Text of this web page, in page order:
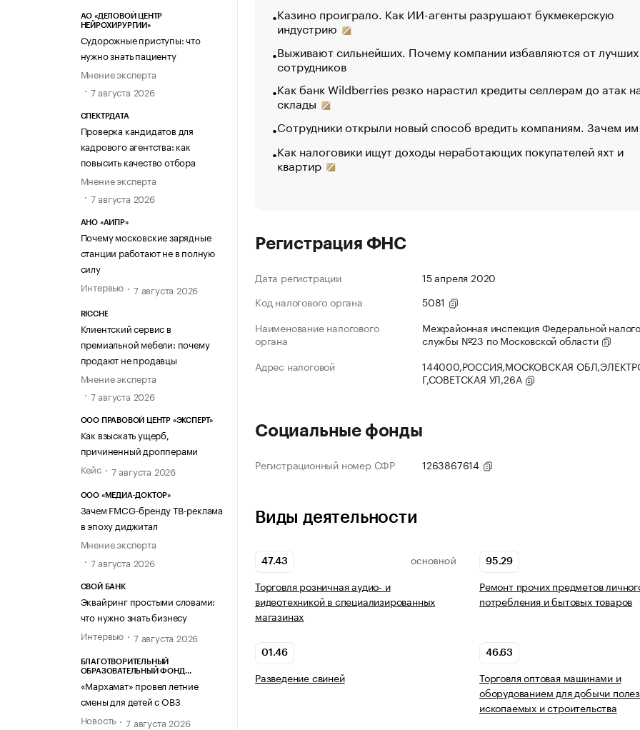
АО «ДЕЛОВОЙ ЦЕНТР
НЕЙРОХИРУРГИИ»
Судорожные приступы: что
нужно знать пациенту
Мнение эксперта
7 августа 2026
СПЕКТРДАТА
Проверка кандидатов для
кадрового агентства: как
повысить качество отбора
Мнение эксперта
7 августа 2026
АНО «АИПР»
Почему московские зарядные
станции работают не в полную
силу
Интервью
7 августа 2026
RICCHE
Клиентский сервис в
премиальной мебели: почему
продают не продавцы
Мнение эксперта
7 августа 2026
ООО ПРАВОВОЙ ЦЕНТР «ЭКСПЕРТ»
Как взыскать ущерб,
причиненный дропперами
Кейс
7 августа 2026
ООО «МЕДИА-ДОКТОР»
Зачем FMCG-бренду ТВ-реклама
в эпоху диджитал
Мнение эксперта
7 августа 2026
СВОЙ БАНК
Эквайринг простыми словами:
что нужно знать бизнесу
Интервью
7 августа 2026
БЛАГОТВОРИТЕЛЬНЫЙ
ОБРАЗОВАТЕЛЬНЫЙ ФОНД
«Мархамат» провел летние
смены для детей с ОВЗ
Новость
7 августа 2026
Казино проиграло. Как ИИ-агенты разрушают букмекерскую
индустрию
Выживают сильнейших. Почему компании избавляются от лучших
сотрудников
Как банк Wildberries резко нарастил кредиты селлерам до атак
склады
Сотрудники открыли новый способ вредить компаниям. Зачем
Как налоговики ищут доходы неработающих покупателей яхт и
квартир
Регистрация ФНС
Дата регистрации
15 апреля 2020
Код налогового органа
5081
Наименование налогового
органа
Межрайонная инспекция Федеральной
службы №23 по Московской области
Адрес налоговой
144000,РОССИЯ,МОСКОВСКАЯ
Г,СОВЕТСКАЯ УЛ,26А
Социальные фонды
Регистрационный номер СФР 1263867614
Виды деятельности
47.43 ОСНОВНОЙ
Торговля розничная аудио- и
видеотехникой в специализированных
магазинах
95.29
Ремонт прочих предметов
потребления и бытовых товаров
01.46
Разведение свиней
46.63
Торговля оптовая машинами и
оборудованием для добычи
ископаемых и строительства